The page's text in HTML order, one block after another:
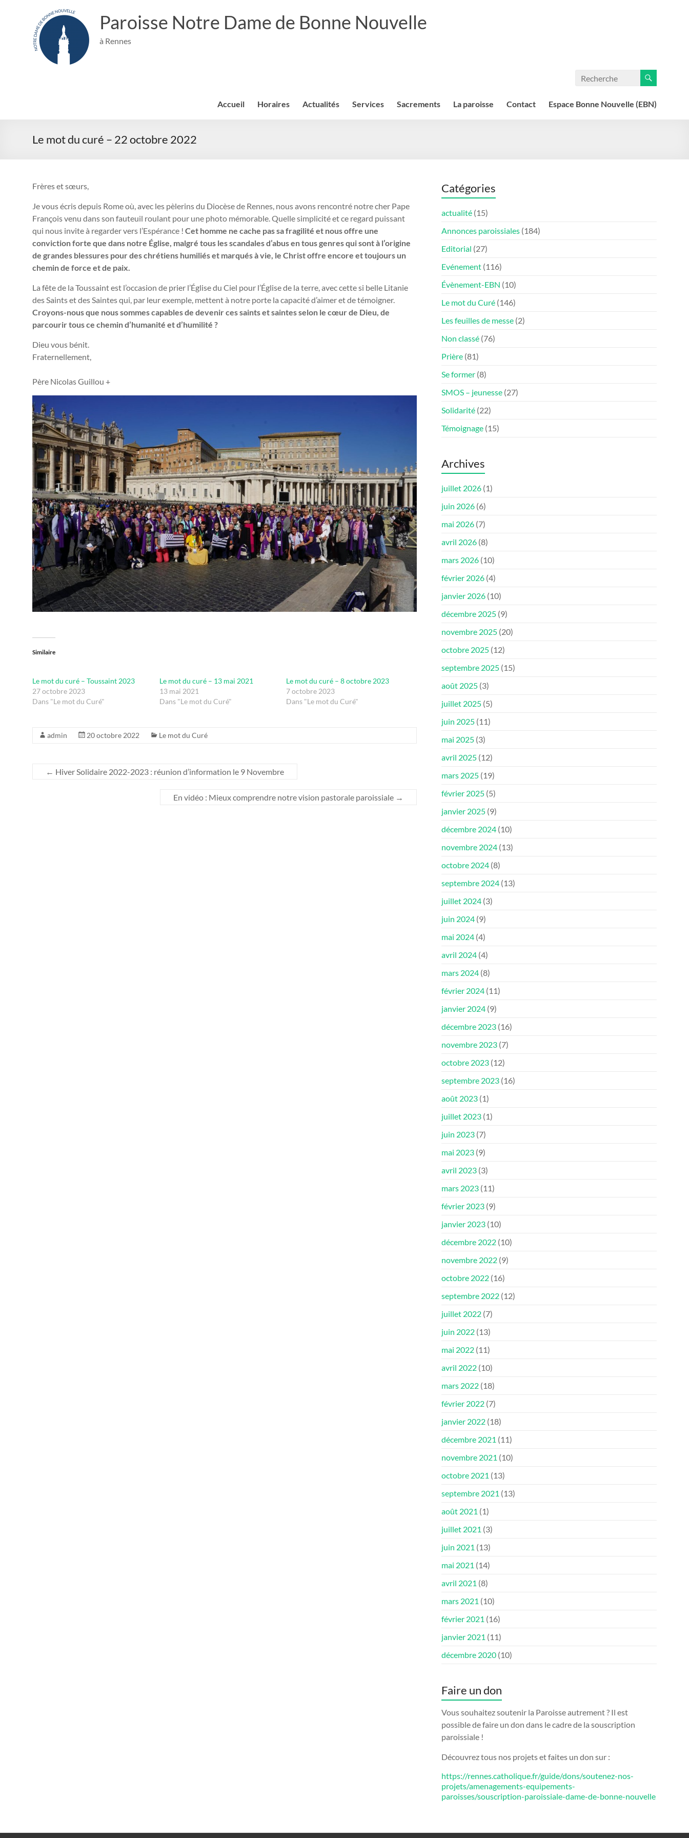
Paroisse Notre Dame de Bonne Nouvelle
à Rennes
Accueil Horaires Actualités Services Sacrements La paroisse Contact Espace Bonne Nouvelle (EBN)
Le mot du curé – 22 octobre 2022
Frères et sœurs,
Je vous écris depuis Rome où, avec les pèlerins du Diocèse de Rennes, nous avons rencontré notre cher Pape
François venu dans son fauteuil roulant pour une photo mémorable. Quelle simplicité et ce regard puissant
qui nous invite à regarder vers l’Espérance ! Cet homme ne cache pas sa fragilité et nous offre une
conviction forte que dans notre Église, malgré tous les scandales d’abus en tous genres qui sont à l’origine
de grandes blessures pour des chrétiens humiliés et marqués à vie, le Christ offre encore et toujours un
chemin de force et de paix.
La fête de la Toussaint est l’occasion de prier l’Église du Ciel pour l’Église de la terre, avec cette si belle Litanie
des Saints et des Saintes qui, par leur exemple, mettent à notre porte la capacité d’aimer et de témoigner.
Croyons-nous que nous sommes capables de devenir ces saints et saintes selon le cœur de Dieu, de
parcourir tous ce chemin d’humanité et d’humilité ?
Dieu vous bénit.
Fraternellement,
Père Nicolas Guillou +
Similaire
Le mot du curé – Toussaint 2023
27 octobre 2023
Dans "Le mot du Curé"
Le mot du curé – 13 mai 2021
13 mai 2021
Dans "Le mot du Curé"
Le mot du curé – 8 octobre 2023
7 octobre 2023
Dans "Le mot du Curé"
admin 20 octobre 2022 Le mot du Curé
← Hiver Solidaire 2022-2023 : réunion d’information le 9 Novembre
En vidéo : Mieux comprendre notre vision pastorale paroissiale →
Catégories
actualité (15)
Annonces paroissiales (184)
Editorial (27)
Evénement (116)
Évènement-EBN (10)
Le mot du Curé (146)
Les feuilles de messe (2)
Non classé (76)
Prière (81)
Se former (8)
SMOS – jeunesse (27)
Solidarité (22)
Témoignage (15)
Archives
juillet 2026 (1)
juin 2026 (6)
mai 2026 (7)
avril 2026 (8)
mars 2026 (10)
février 2026 (4)
janvier 2026 (10)
décembre 2025 (9)
novembre 2025 (20)
octobre 2025 (12)
septembre 2025 (15)
août 2025 (3)
juillet 2025 (5)
juin 2025 (11)
mai 2025 (3)
avril 2025 (12)
mars 2025 (19)
février 2025 (5)
janvier 2025 (9)
décembre 2024 (10)
novembre 2024 (13)
octobre 2024 (8)
septembre 2024 (13)
juillet 2024 (3)
juin 2024 (9)
mai 2024 (4)
avril 2024 (4)
mars 2024 (8)
février 2024 (11)
janvier 2024 (9)
décembre 2023 (16)
novembre 2023 (7)
octobre 2023 (12)
septembre 2023 (16)
août 2023 (1)
juillet 2023 (1)
juin 2023 (7)
mai 2023 (9)
avril 2023 (3)
mars 2023 (11)
février 2023 (9)
janvier 2023 (10)
décembre 2022 (10)
novembre 2022 (9)
octobre 2022 (16)
septembre 2022 (12)
juillet 2022 (7)
juin 2022 (13)
mai 2022 (11)
avril 2022 (10)
mars 2022 (18)
février 2022 (7)
janvier 2022 (18)
décembre 2021 (11)
novembre 2021 (10)
octobre 2021 (13)
septembre 2021 (13)
août 2021 (1)
juillet 2021 (3)
juin 2021 (13)
mai 2021 (14)
avril 2021 (8)
mars 2021 (10)
février 2021 (16)
janvier 2021 (11)
décembre 2020 (10)
Faire un don
Vous souhaitez soutenir la Paroisse autrement ? Il est
possible de faire un don dans le cadre de la souscription
paroissiale !
Découvrez tous nos projets et faites un don sur :
https://rennes.catholique.fr/guide/dons/soutenez-nos-
projets/amenagements-equipements-
paroisses/souscription-paroissiale-dame-de-bonne-nouvelle